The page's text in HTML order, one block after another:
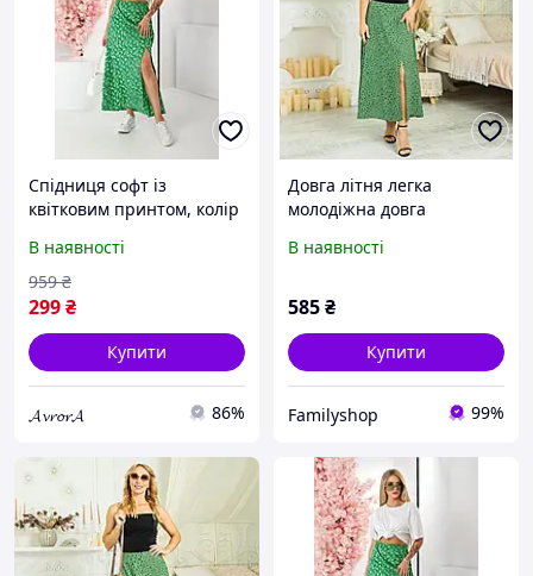
Спідниця софт із
квітковим принтом, колір
В наявності
299₴
959 ₴
Купити
𝓐𝓿𝓻𝓸𝓻𝓐 86%
Довга літня легка
молодіжна довга
кольору з розрізом .
В наявності
585₴
Купити
Familyshop 99%